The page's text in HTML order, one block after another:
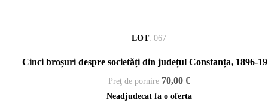
LOT: 067
Cinci broșuri despre societăți din județul Constanța, 1896-
Preţ de pornire 70,00 €
Neadjudecat fa o oferta